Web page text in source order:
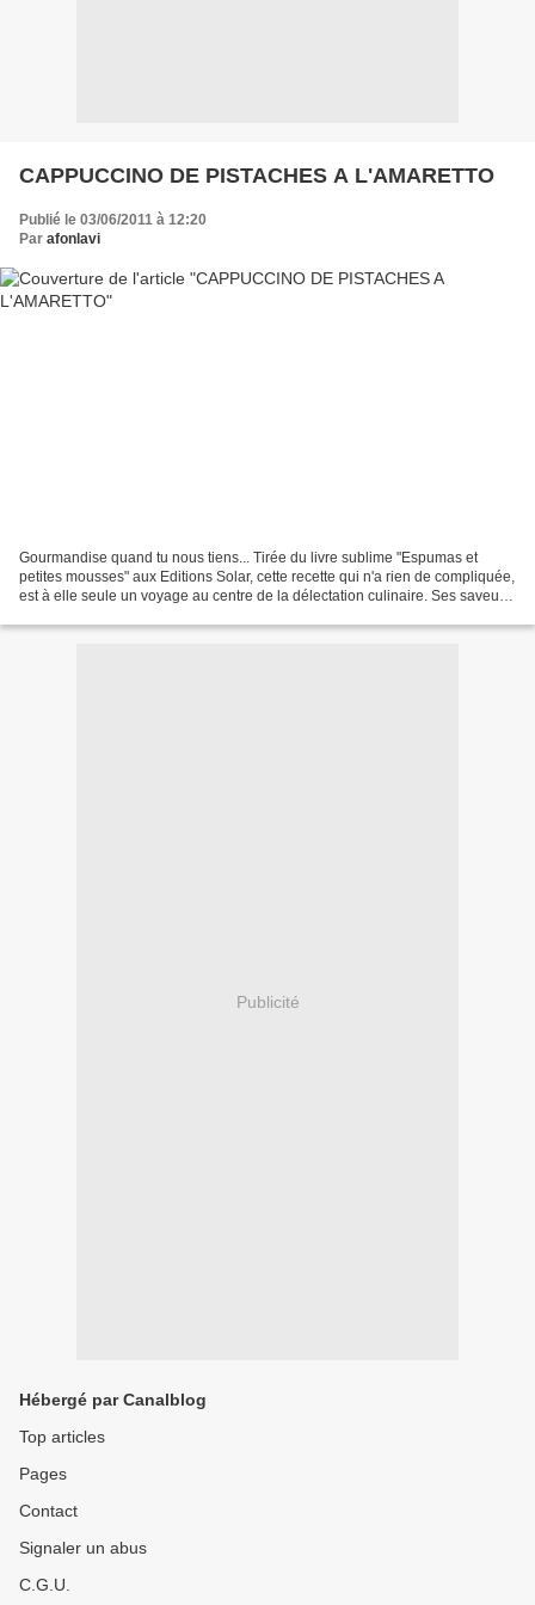
CAPPUCCINO DE PISTACHES A L'AMARETTO
Publié le 03/06/2011 à 12:20
Par afonlavi
Gourmandise quand tu nous tiens... Tirée du livre sublime "Espumas et
petites mousses" aux Editions Solar, cette recette qui n'a rien de compliquée,
est à elle seule un voyage au centre de la délectation culinaire. Ses saveurs
Publicité
Hébergé par Canalblog
Top articles
Pages
Contact
Signaler un abus
C.G.U.